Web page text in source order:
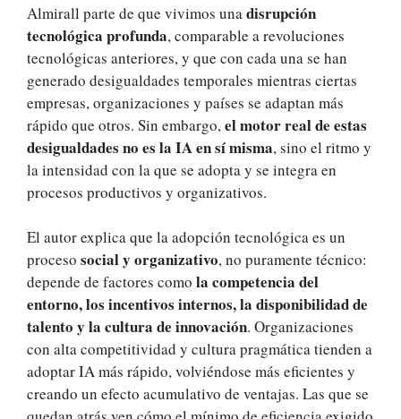
Almirall parte de que vivimos una disrupción
tecnológica profunda, comparable a revoluciones
tecnológicas anteriores, y que con cada una se han
generado desigualdades temporales mientras ciertas
empresas, organizaciones y países se adaptan más
rápido que otros. Sin embargo, el motor real de estas
desigualdades no es la IA en sí misma, sino el ritmo y
la intensidad con la que se adopta y se integra en
procesos productivos y organizativos.
El autor explica que la adopción tecnológica es un
proceso social y organizativo, no puramente técnico:
depende de factores como la competencia del
entorno, los incentivos internos, la disponibilidad de
talento y la cultura de innovación. Organizaciones
con alta competitividad y cultura pragmática tienden a
adoptar IA más rápido, volviéndose más eficientes y
creando un efecto acumulativo de ventajas. Las que se